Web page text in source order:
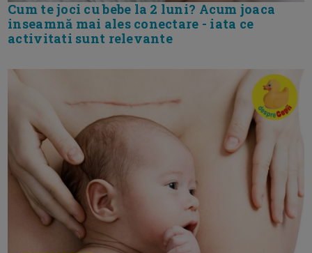
Cum te joci cu bebe la 2 luni? Acum joaca
inseamnă mai ales conectare - iata ce
activitati sunt relevante